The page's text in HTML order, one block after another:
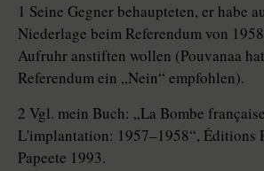
1 Seine Gegner behaupteten, er habe
Niederlage beim Referendum von
Aufruhr anstiften wollen (Pouvanaa
Referendum ein „Nein“ empfohlen).
2 Vgl. mein Buch: „La Bombe
L'implantation: 1957–1958“, Éditions
Papeete 1993.